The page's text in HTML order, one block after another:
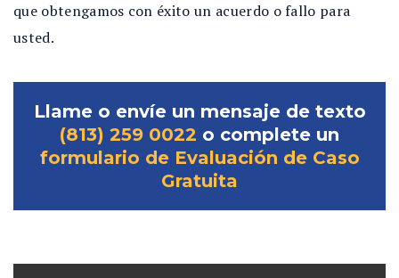
que obtengamos con éxito un acuerdo o fallo para
usted.
Llame o envíe un mensaje de texto
(813) 259 0022 o complete un
formulario de Evaluación de Caso
Gratuita